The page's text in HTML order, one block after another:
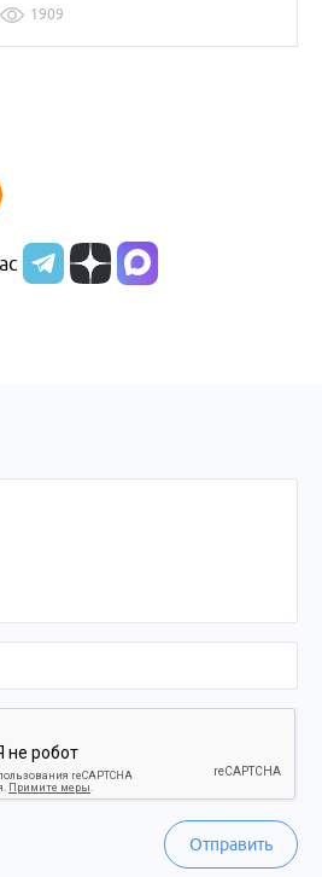
1909
Отправить